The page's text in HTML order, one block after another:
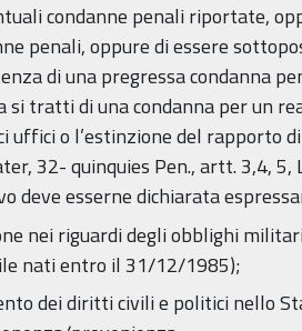
condanne penali riportate,
penali, oppure di essere
di una pregressa condanna
si tratti di una condanna per un
uffici o l’estinzione del rapporto
32- quinquies Pen., artt. 3,4, 5,
deve esserne dichiarata
nei riguardi degli obblighi
nati entro il 31/12/1985);
dei diritti civili e politici nello